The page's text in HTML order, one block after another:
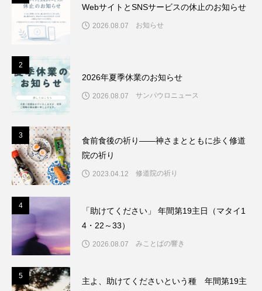
WebサイトとSNSサービスの休止のお知らせ
2026.08.07 お知らせ
2
2026年夏季休業のお知らせ
2026.08.07 サンパウロニュース
3
食前食後の祈り――神さまとともに歩く修道
院の祈り
2023.04.12 修道院の祈り
4
「助けてください」 年間第19主日（マタイ1
4・22～33）
2026.08.07 みことばの響き
5
主よ、助けてくださいという種 年間第19主